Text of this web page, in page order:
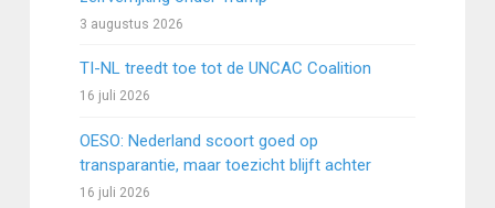
3 augustus 2026
TI-NL treedt toe tot de UNCAC Coalition
16 juli 2026
OESO: Nederland scoort goed op
transparantie, maar toezicht blijft achter
16 juli 2026